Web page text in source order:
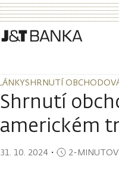
SHRNUTÍ
SHRNUTÍ
Shrnutí
americkém
31. 10. 2024 ・ 2-